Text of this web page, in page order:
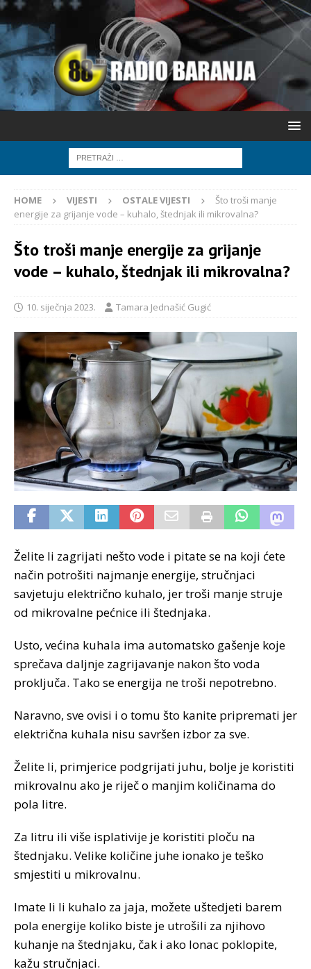
HOME VIJESTI OSTALE VIJESTI
Što troši manje
energije za grijanje vode – kuhalo, štednjak ili mikrovalna?
Što troši manje energije za grijanje
vode – kuhalo, štednjak ili mikrovalna?
10. siječnja 2023. Tamara Jednašić Gugić
Želite li zagrijati nešto vode i pitate se na koji ćete
način potrošiti najmanje energije, stručnjaci
savjetuju električno kuhalo, jer troši manje struje
od mikrovalne pećnice ili štednjaka.
Usto, većina kuhala ima automatsko gašenje koje
sprečava daljnje zagrijavanje nakon što voda
proključa. Tako se energija ne troši nepotrebno.
Naravno, sve ovisi i o tomu što kanite pripremati jer
električna kuhala nisu savršen izbor za sve.
Želite li, primjerice podgrijati juhu, bolje je koristiti
mikrovalnu ako je riječ o manjim količinama do
pola litre.
Za litru ili više isplativije je koristiti ploču na
štednjaku. Velike količine juhe ionako je teško
smjestiti u mikrovalnu.
Imate li li kuhalo za jaja, možete uštedjeti barem
pola energije koliko biste je utrošili za njihovo
kuhanje na štednjaku, čak i ako lonac poklopite,
kažu stručnjaci.